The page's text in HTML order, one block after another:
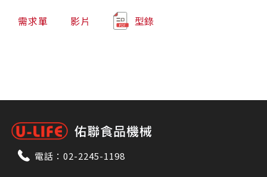
需求單 影片 型錄
電話： 02-2245-1198